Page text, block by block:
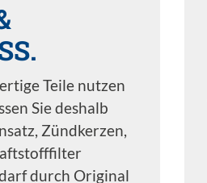
Teile nutzen
Sie deshalb
Zündkerzen,
durch Original